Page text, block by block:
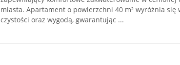
miasta. Apartament o powierzchni 40 m² wyróżnia się
czystości oraz wygodą, gwarantując ...